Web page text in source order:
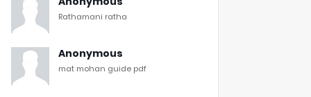
Rathamani ratha
Anonymous
mat mohan guide pdf